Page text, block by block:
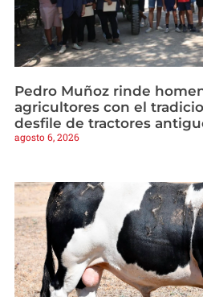
Pedro Muñoz rinde
agricultores con el
desfile de tractores
agosto 6, 2026